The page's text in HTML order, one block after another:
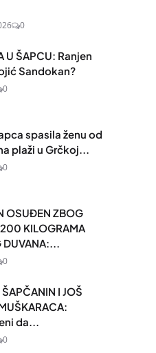
0
U ŠAPCU: Ranjen
Sandokan?
0
spasila ženu od
plaži u Grčkoj...
0
OSUĐEN ZBOG
KILOGRAMA
DUVANA:...
0
I JOŠ
da...
0